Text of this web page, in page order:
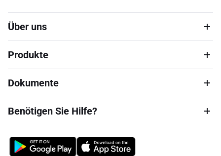
Über uns
Produkte
Dokumente
Benötigen Sie Hilfe?